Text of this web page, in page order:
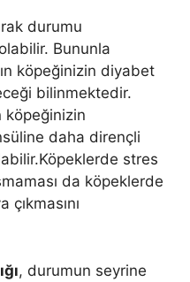
durumu
Bununla
köpeğinizin diyabet
bilinmektedir.
köpeğinizin
daha dirençli
stres
da köpeklerde
çıkmasını
, durumun seyrine